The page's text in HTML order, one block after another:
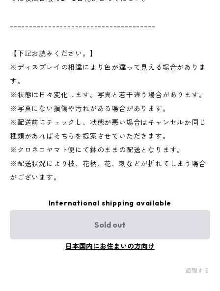
--------------------------------------
【下記お読みください。】
※ディスプレイの相違により色が違って見える場合がありま
す。
※状態は日々変化します。写真と若干違う場合があります。
※写真にない損傷や汚れがある場合があります。
※配送前にチェックし、状態が悪い場合はキャンセルか同じ
種類があればそちらを提案させていただきます。
※クロネコヤマト便にて鉢のままの配送となります。
※配送状況により枝、花柄、花、刺などが折れてしまう場合
がございます。
International shipping available
Sold out
日本国内にお住まいの方向け
通報する